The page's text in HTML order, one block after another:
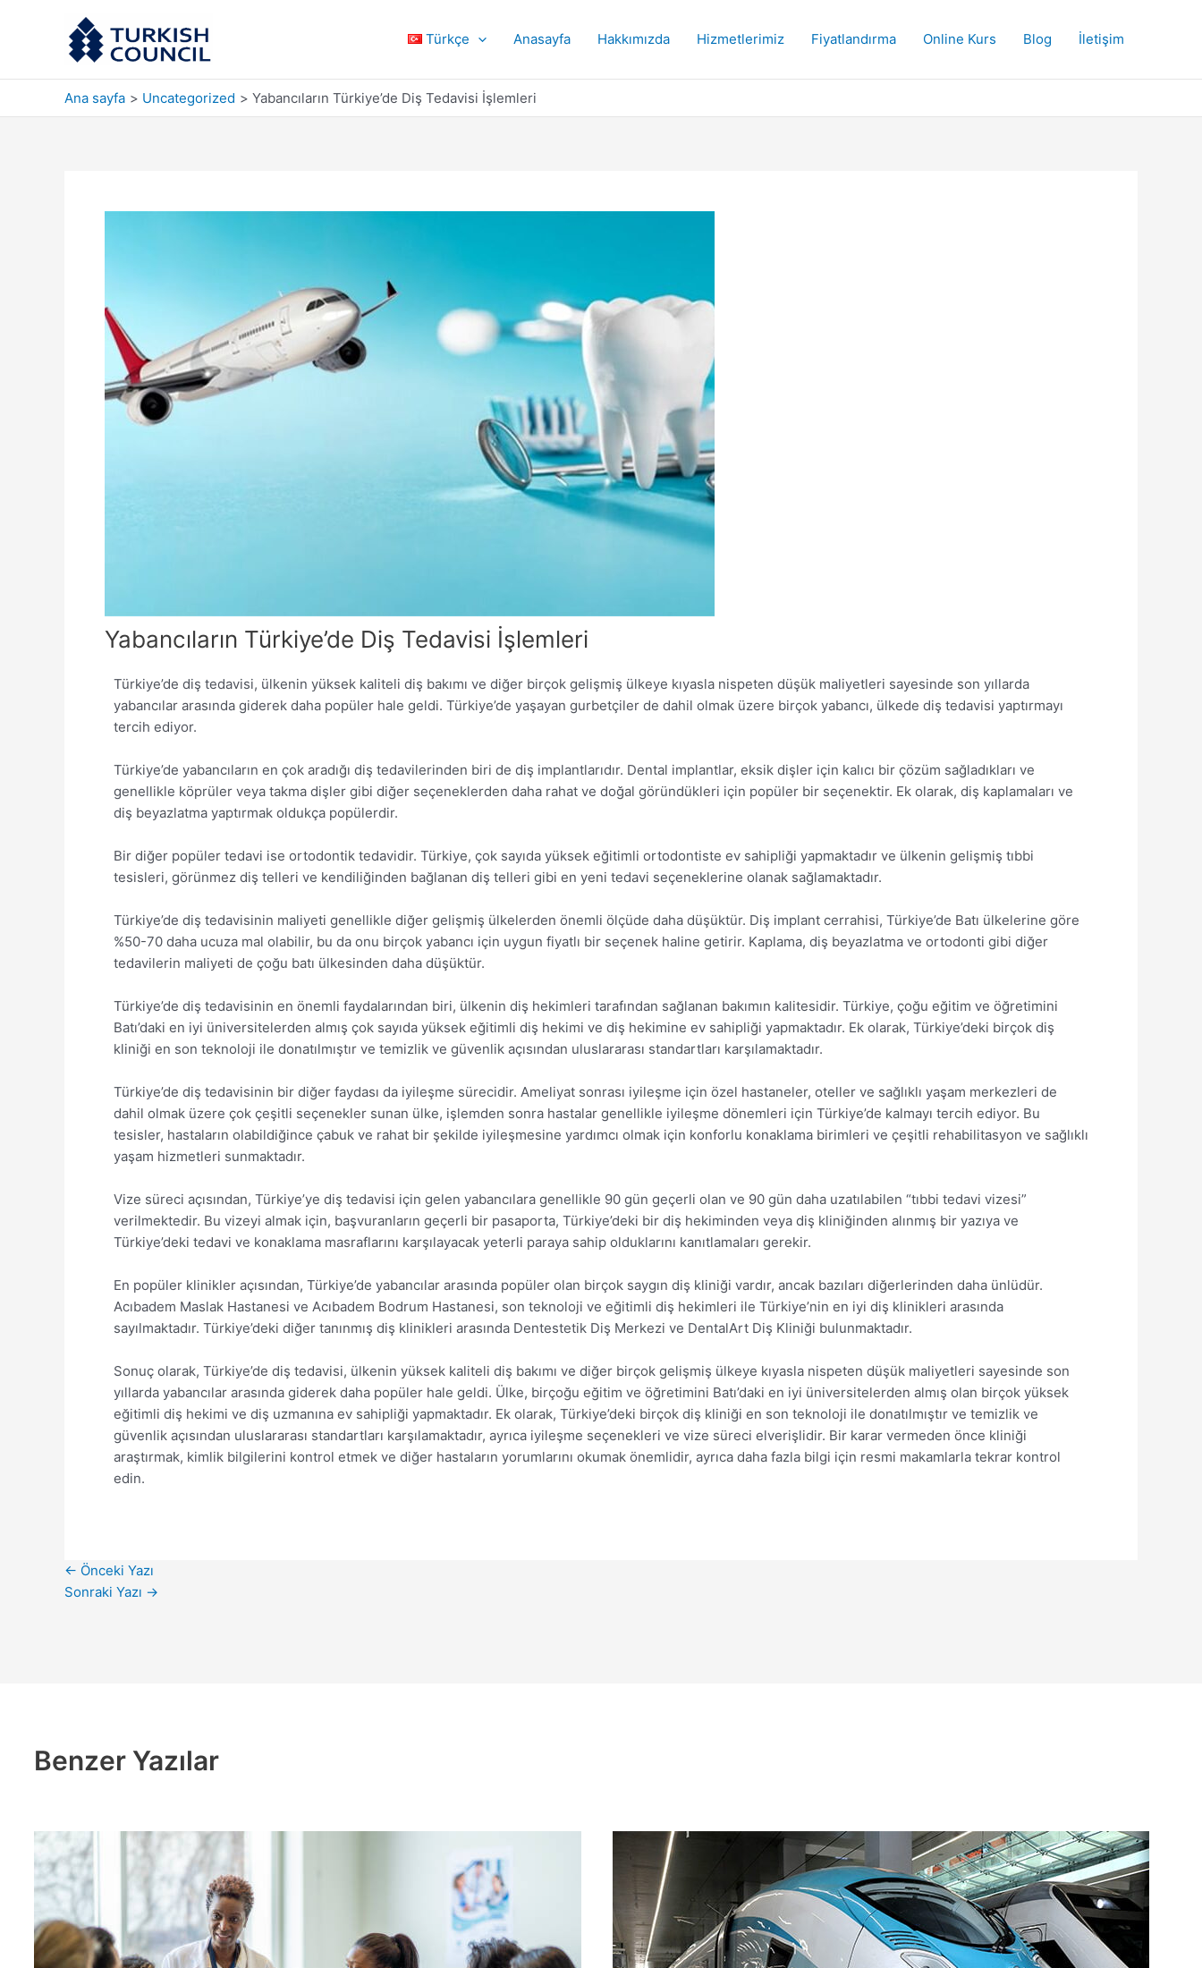
Türkçe Anasayfa Hakkımızda Hizmetlerimiz Fiyatlandırma Online Kurs Blog İletişim
Ana sayfa Uncategorized Yabancıların Türkiye’de Diş Tedavisi İşlemleri
Yabancıların Türkiye’de Diş Tedavisi İşlemleri
Türkiye’de diş tedavisi, ülkenin yüksek kaliteli diş bakımı ve diğer birçok gelişmiş ülkeye kıyasla nispeten düşük maliyetleri sayesinde son yıllarda
yabancılar arasında giderek daha popüler hale geldi. Türkiye’de yaşayan gurbetçiler de dahil olmak üzere birçok yabancı, ülkede diş tedavisi yaptırmayı
tercih ediyor.
Türkiye’de yabancıların en çok aradığı diş tedavilerinden biri de diş implantlarıdır. Dental implantlar, eksik dişler için kalıcı bir çözüm sağladıkları ve
genellikle köprüler veya takma dişler gibi diğer seçeneklerden daha rahat ve doğal göründükleri için popüler bir seçenektir. Ek olarak, diş kaplamaları ve
diş beyazlatma yaptırmak oldukça popülerdir.
Bir diğer popüler tedavi ise ortodontik tedavidir. Türkiye, çok sayıda yüksek eğitimli ortodontiste ev sahipliği yapmaktadır ve ülkenin gelişmiş tıbbi
tesisleri, görünmez diş telleri ve kendiliğinden bağlanan diş telleri gibi en yeni tedavi seçeneklerine olanak sağlamaktadır.
Türkiye’de diş tedavisinin maliyeti genellikle diğer gelişmiş ülkelerden önemli ölçüde daha düşüktür. Diş implant cerrahisi, Türkiye’de Batı ülkelerine göre
%50-70 daha ucuza mal olabilir, bu da onu birçok yabancı için uygun fiyatlı bir seçenek haline getirir. Kaplama, diş beyazlatma ve ortodonti gibi diğer
tedavilerin maliyeti de çoğu batı ülkesinden daha düşüktür.
Türkiye’de diş tedavisinin en önemli faydalarından biri, ülkenin diş hekimleri tarafından sağlanan bakımın kalitesidir. Türkiye, çoğu eğitim ve öğretimini
Batı’daki en iyi üniversitelerden almış çok sayıda yüksek eğitimli diş hekimi ve diş hekimine ev sahipliği yapmaktadır. Ek olarak, Türkiye’deki birçok diş
kliniği en son teknoloji ile donatılmıştır ve temizlik ve güvenlik açısından uluslararası standartları karşılamaktadır.
Türkiye’de diş tedavisinin bir diğer faydası da iyileşme sürecidir. Ameliyat sonrası iyileşme için özel hastaneler, oteller ve sağlıklı yaşam merkezleri de
dahil olmak üzere çok çeşitli seçenekler sunan ülke, işlemden sonra hastalar genellikle iyileşme dönemleri için Türkiye’de kalmayı tercih ediyor. Bu
tesisler, hastaların olabildiğince çabuk ve rahat bir şekilde iyileşmesine yardımcı olmak için konforlu konaklama birimleri ve çeşitli rehabilitasyon ve sağlıklı
yaşam hizmetleri sunmaktadır.
Vize süreci açısından, Türkiye’ye diş tedavisi için gelen yabancılara genellikle 90 gün geçerli olan ve 90 gün daha uzatılabilen “tıbbi tedavi vizesi”
verilmektedir. Bu vizeyi almak için, başvuranların geçerli bir pasaporta, Türkiye’deki bir diş hekiminden veya diş kliniğinden alınmış bir yazıya ve
Türkiye’deki tedavi ve konaklama masraflarını karşılayacak yeterli paraya sahip olduklarını kanıtlamaları gerekir.
En popüler klinikler açısından, Türkiye’de yabancılar arasında popüler olan birçok saygın diş kliniği vardır, ancak bazıları diğerlerinden daha ünlüdür.
Acıbadem Maslak Hastanesi ve Acıbadem Bodrum Hastanesi, son teknoloji ve eğitimli diş hekimleri ile Türkiye’nin en iyi diş klinikleri arasında
sayılmaktadır. Türkiye’deki diğer tanınmış diş klinikleri arasında Dentestetik Diş Merkezi ve DentalArt Diş Kliniği bulunmaktadır.
Sonuç olarak, Türkiye’de diş tedavisi, ülkenin yüksek kaliteli diş bakımı ve diğer birçok gelişmiş ülkeye kıyasla nispeten düşük maliyetleri sayesinde son
yıllarda yabancılar arasında giderek daha popüler hale geldi. Ülke, birçoğu eğitim ve öğretimini Batı’daki en iyi üniversitelerden almış olan birçok yüksek
eğitimli diş hekimi ve diş uzmanına ev sahipliği yapmaktadır. Ek olarak, Türkiye’deki birçok diş kliniği en son teknoloji ile donatılmıştır ve temizlik ve
güvenlik açısından uluslararası standartları karşılamaktadır, ayrıca iyileşme seçenekleri ve vize süreci elverişlidir. Bir karar vermeden önce kliniği
araştırmak, kimlik bilgilerini kontrol etmek ve diğer hastaların yorumlarını okumak önemlidir, ayrıca daha fazla bilgi için resmi makamlarla tekrar kontrol
edin.
← Önceki Yazı
Sonraki Yazı →
Benzer Yazılar